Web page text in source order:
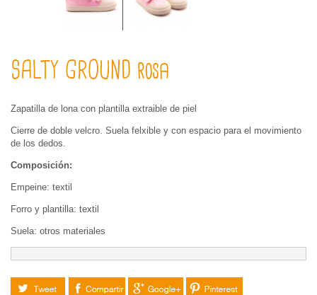
SALTY GROUND rosa
Zapatilla de lona con plantilla extraible de piel
Cierre de doble velcro. Suela felxible y con espacio para el movimiento
de los dedos.
Composición:
Empeine: textil
Forro y plantilla: textil
Suela: otros materiales
Tuitear Compartir Google+ Pinterest